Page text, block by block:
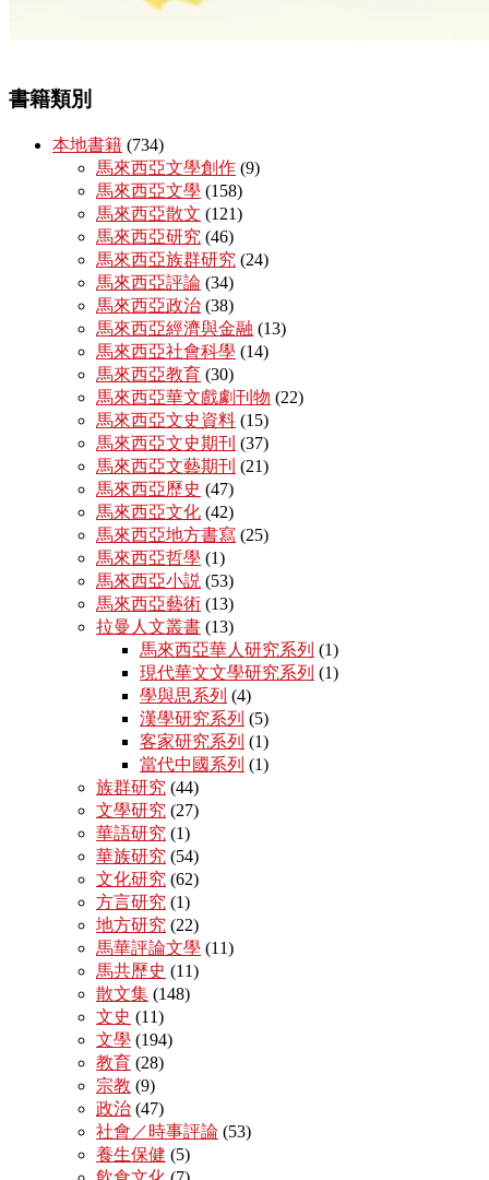
書籍類別
本地書籍 (734)
馬來西亞文學創作 (9)
馬來西亞文學 (158)
馬來西亞散文 (121)
馬來西亞研究 (46)
馬來西亞族群研究 (24)
馬來西亞評論 (34)
馬來西亞政治 (38)
馬來西亞經濟與金融 (13)
馬來西亞社會科學 (14)
馬來西亞教育 (30)
馬來西亞華文戲劇刊物 (22)
馬來西亞文史資料 (15)
馬來西亞文史期刊 (37)
馬來西亞文藝期刊 (21)
馬來西亞歷史 (47)
馬來西亞文化 (42)
馬來西亞地方書寫 (25)
馬來西亞哲學 (1)
馬來西亞小説 (53)
馬來西亞藝術 (13)
拉曼人文叢書 (13)
馬來西亞華人研究系列 (1)
現代華文文學研究系列 (1)
學與思系列 (4)
漢學研究系列 (5)
客家研究系列 (1)
當代中國系列 (1)
族群研究 (44)
文學研究 (27)
華語研究 (1)
華族研究 (54)
文化研究 (62)
方言研究 (1)
地方研究 (22)
馬華評論文學 (11)
馬共歷史 (11)
散文集 (148)
文史 (11)
文學 (194)
教育 (28)
宗教 (9)
政治 (47)
社會／時事評論 (53)
養生保健 (5)